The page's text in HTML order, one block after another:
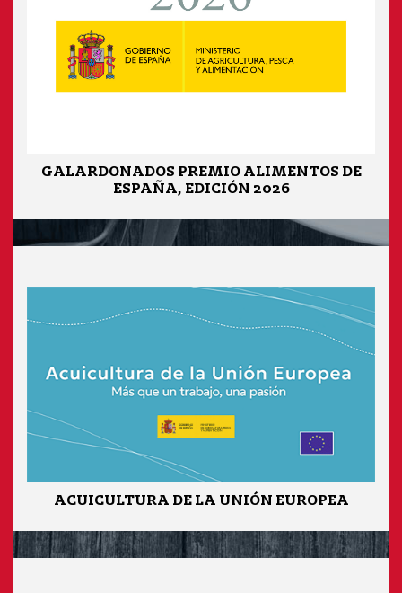
GALARDONADOS PREMIO ALIMENTOS DE
ESPAÑA, EDICIÓN 2026
ACUICULTURA DE LA UNIÓN EUROPEA